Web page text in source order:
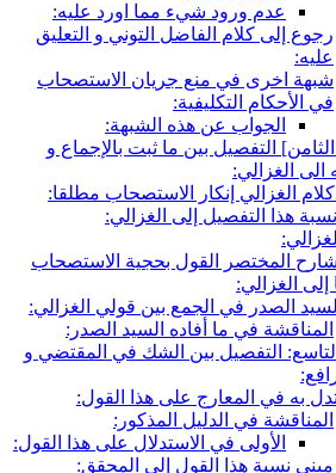
عدم ورود شي‏ء مما اورد عليه:
إلى كلام الفاضل التوني و التعليق
اخرى في منع جريان الاستصحاب
الأحكام التكليفية:
الجواب عن هذه الشبهة:
التفصيل بين ما ثبت بالإجماع و
الغزالي:
الغزالي إنكار الاستصحاب مطلقا:
هذا التفصيل إلى الغزالي:
المختصر القول بحجية الاستصحاب
الغزالي:
الصدر في الجمع بين قولي الغزالي:
في ما أفاده السيد الصدر:
التفصيل بين الشك في المقتضي و
به في المعارج على هذا القول:
في الدليل المذكور:
الأولى في الاستدلال على هذا القول:
نسبة هذا القول إلى المحقق: